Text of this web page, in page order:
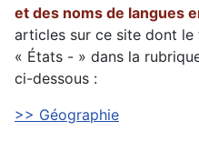
et des noms de langues
articles sur ce site dont
« États - » dans la
ci-dessous :
>> Géographie